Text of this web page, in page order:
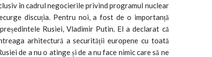
în cadrul negocierile privind programul nuclear
discuția. Pentru noi, a fost de o importanță
Rusiei, Vladimir Putin. El a declarat că
arhitectură a securității europene cu toată
de a nu o atinge și de a nu face nimic care să ne